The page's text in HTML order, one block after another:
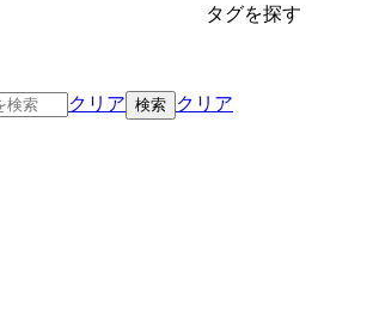
タグを探す
クリア クリア